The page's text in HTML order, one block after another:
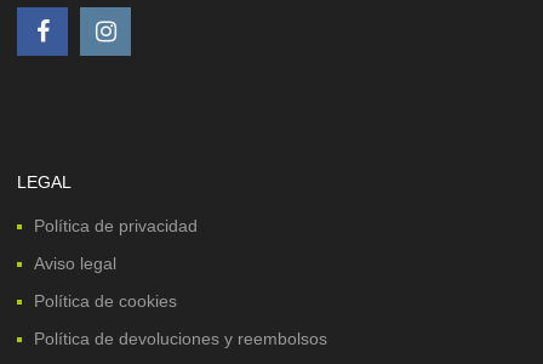
LEGAL
Política de privacidad
Aviso legal
Política de cookies
Política de devoluciones y reembolsos